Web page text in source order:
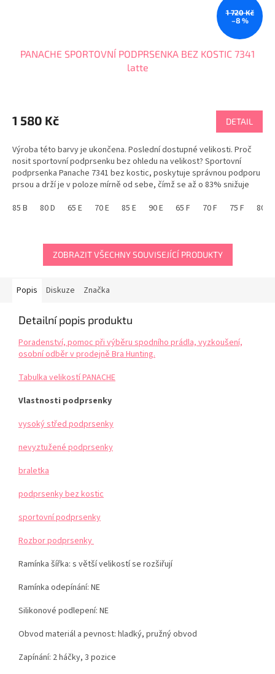
1 720 Kč
–8 %
PANACHE SPORTOVNÍ PODPRSENKA BEZ KOSTIC 7341
latte
produktu
je
z
5
hvězdiček.
1 580 Kč DETAIL
Výroba této barvy je ukončena. Poslední dostupné velikosti. Proč
nosit sportovní podprsenku bez ohledu na velikost? Sportovní
podprsenka Panache 7341 bez kostic, poskytuje správnou podporu
prsou a drží je v poloze mírně od sebe, čímž se až o 83% snižuje
85 B
80 D 65 E 70 E 85 E 90 E 65 F 70 F 75 F 80 F
ZOBRAZIT VŠECHNY SOUVISEJÍCÍ PRODUKTY
Popis Diskuze Značka
Detailní popis produktu
Poradenství, pomoc při výběru spodního prádla, vyzkoušení,
osobní odběr v prodejně Bra Hunting.
Tabulka velikostí PANACHE
Vlastnosti podprsenky
vysoký střed podprsenky
nevyztužené podprsenky
braletka
podprsenky bez kostic
sportovní podprsenky
Rozbor podprsenky
Ramínka šířka: s větší velikostí se rozšiřují
Ramínka odepínání: NE
Silikonové podlepení: NE
Obvod materiál a pevnost: hladký, pružný obvod
Zapínání: 2 háčky, 3 pozice